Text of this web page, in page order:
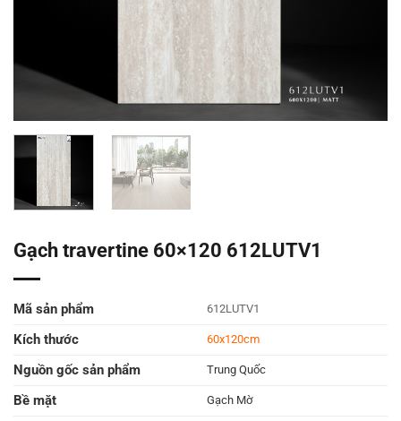
Gạch travertine 60×120 612LUTV1
Mã sản phẩm 612LUTV1
Kích thước 60x120cm
Nguồn gốc sản phẩm Trung Quốc
Bề mặt Gạch Mờ